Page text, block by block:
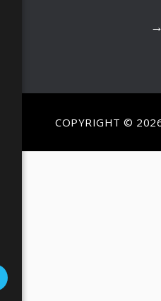
→
COPYRIGHT ©